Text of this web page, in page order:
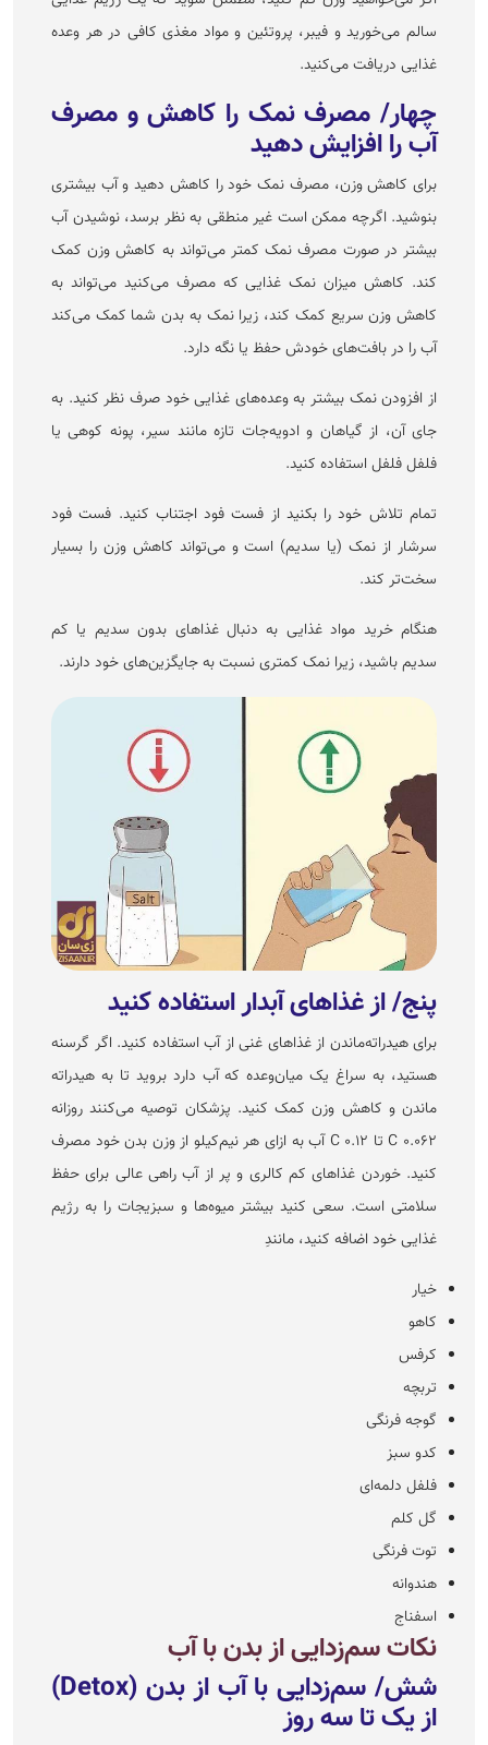
سالم می‌خورید و فیبر، پروتئین و مواد مغذی کافی در هر وعده
غذایی دریافت می‌کنید.
چهار/ مصرف نمک را کاهش و مصرف
آب را افزایش دهید
برای کاهش وزن، مصرف نمک خود را کاهش دهید و آب بیشتری
بنوشید. اگرچه ممکن است غیر منطقی به نظر برسد، نوشیدن آب
بیشتر در صورت مصرف نمک کمتر می‌تواند به کاهش وزن کمک
کند. کاهش میزان نمک غذایی که مصرف می‌کنید می‌تواند به
کاهش وزن سریع کمک کند، زیرا نمک به بدن شما کمک می‌کند
آب را در بافت‌های خودش حفظ یا نگه دارد.
از افزودن نمک بیشتر به وعده‌های غذایی خود صرف نظر کنید. به
جای آن، از گیاهان و ادویه‌جات تازه مانند سیر، پونه کوهی یا
فلفل فلفل استفاده کنید.
تمام تلاش خود را بکنید از فست فود اجتناب کنید. فست فود
سرشار از نمک (یا سدیم) است و می‌تواند کاهش وزن را بسیار
سخت‌تر کند.
هنگام خرید مواد غذایی به دنبال غذا‌های بدون سدیم یا کم
سدیم باشید، زیرا نمک کمتری نسبت به جایگزین‌های خود دارند.
پنج/ از غذا‌های آبدار استفاده کنید
برای هیدراته‌ماندن از غذا‌های غنی از آب استفاده کنید. اگر گرسنه
هستید، به سراغ یک میان‌وعده که آب دارد بروید تا به هیدراته
ماندن و کاهش وزن کمک کنید. پزشکان توصیه می‌کنند روزانه
۰.۰۶۲ C تا ۰.۱۲ C آب به ازای هر نیم‌کیلو از وزن بدن خود مصرف
کنید. خوردن غذا‌های کم کالری و پر از آب راهی عالی برای حفظ
سلامتی است. سعی کنید بیشتر میوه‌ها و سبزیجات را به رژیم
غذایی خود اضافه کنید، مانندِ
خیار
کاهو
کرفس
تربچه
گوجه فرنگی‌
کدو سبز
فلفل دلمه‌ای
گل کلم
توت فرنگی
هندوانه
اسفناج
نکات سم‌زدایی از بدن با آب
شش/ سم‌زدایی با آب از بدن (Detox)
از یک تا سه روز